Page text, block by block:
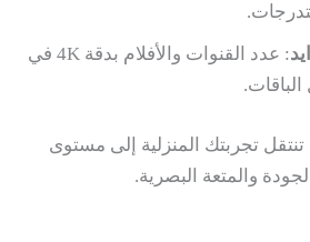
: عدد القنوات والأفلام بدقة 4K في
تجربتك المنزلية إلى مستوى
والمتعة البصرية.